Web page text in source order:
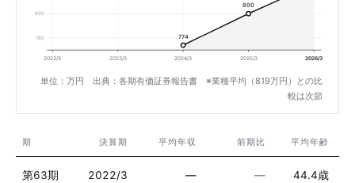
800
780 774
800
2022/3 2023/3 2024/3 2025/3 2026/3
単位：万円 出典：各期有価証券報告書 ※業種平均（819万円）との比
較は次節
期 決算期 平均年収 前期比 平均年齢
第63期 2022/3 — — 44.4歳